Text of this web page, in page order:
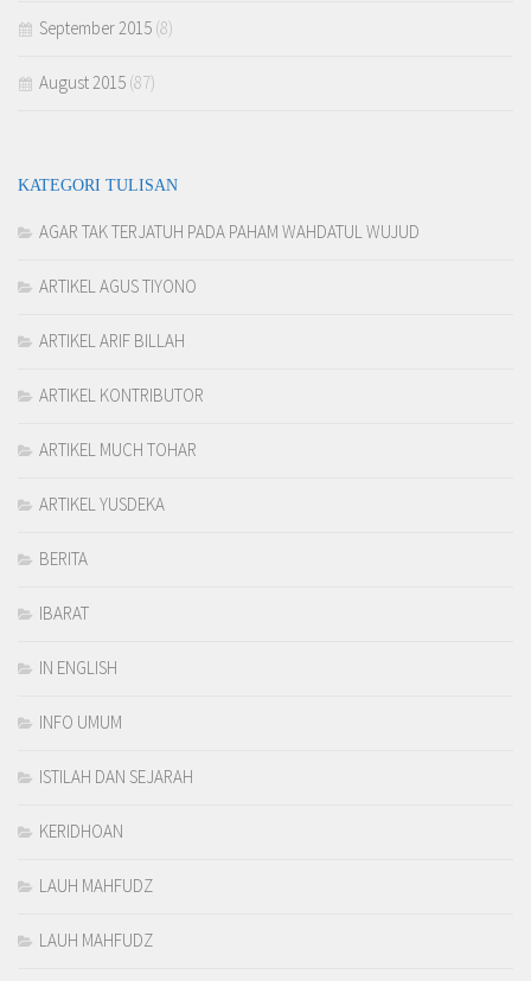
September 2015 (8)
August 2015 (87)
KATEGORI TULISAN
AGAR TAK TERJATUH PADA PAHAM WAHDATUL WUJUD
ARTIKEL AGUS TIYONO
ARTIKEL ARIF BILLAH
ARTIKEL KONTRIBUTOR
ARTIKEL MUCH TOHAR
ARTIKEL YUSDEKA
BERITA
IBARAT
IN ENGLISH
INFO UMUM
ISTILAH DAN SEJARAH
KERIDHOAN
LAUH MAHFUDZ
LAUH MAHFUDZ